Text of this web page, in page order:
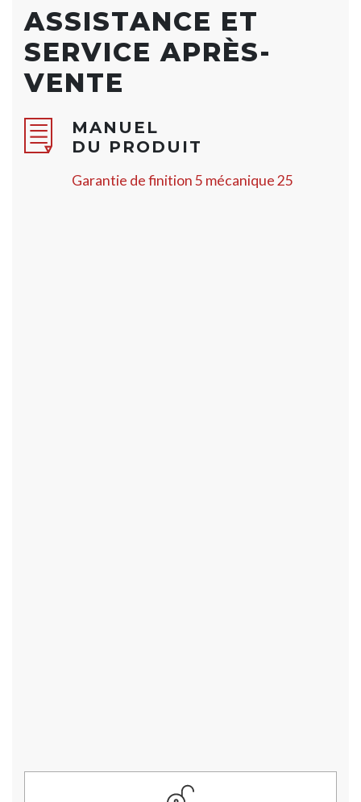
ASSISTANCE ET
SERVICE APRÈS-
VENTE
MANUEL
DU PRODUIT
Garantie de finition 5 mécanique 25